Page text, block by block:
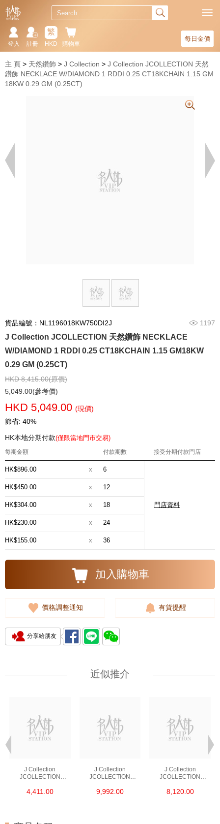
每日金價
購物車
繁
HKD
註冊
登入
主 頁 天然鑽飾 J Collection
J Collection JCOLLECTION 天然
鑽飾 NECKLACE W/DIAMOND 1 RDDI 0.25 CT18KCHAIN 1.15 GM
18KW 0.29 GM (0.25CT)
貨品編號：NL1196018KW750DI2J 1197
J Collection JCOLLECTION 天然鑽飾 NECKLACE
W/DIAMOND 1 RDDI 0.25 CT18KCHAIN 1.15 GM18KW
0.29 GM (0.25CT)
HKD 8,415.00(原價)
5,049.00(參考價)
HKD 5,049.00 (現價)
節省: 40%
HK本地分期付款(僅限當地門市交易)
每期金額 付款期數 接受分期付款門店
HK$896.00 x 6
門店資料
HK$450.00 x 12
HK$304.00 x 18
HK$230.00 x 24
HK$155.00 x 36
加入購物車
價格調整通知 有貨提醒
分享給朋友
近似推介
J Collection
JCOLLECTION
RDDI 0.48 CT18KR
4,411.00
J Collection
JCOLLECTION
RDDI 1.34 CT18KW
9,992.00
J Collection
JCOLLECTION
W/DIAMOND 7
8,120.00